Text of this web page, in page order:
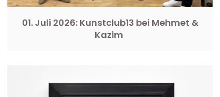
01. Juli 2026: Kunstclub13 bei Mehmet &
Kazim